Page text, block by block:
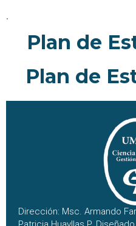
.
Plan de
Plan de
Dirección: Msc. Armando